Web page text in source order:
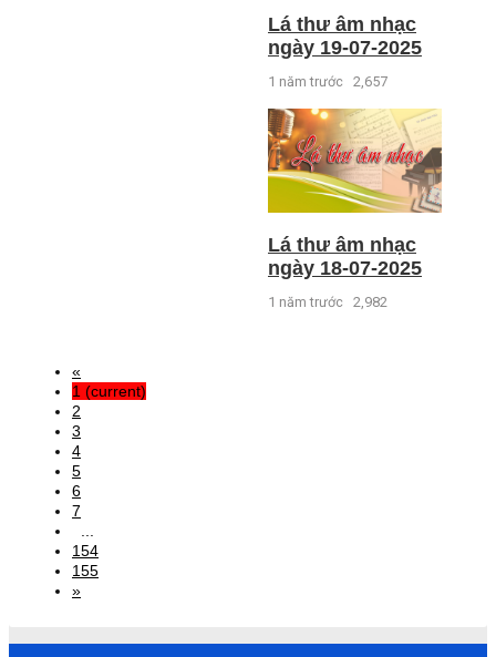
Lá thư âm nhạc
ngày 19-07-2025
1 năm trước 2,657
Lá thư âm nhạc
ngày 18-07-2025
1 năm trước 2,982
«
1 (current)
2
3
4
5
6
7
154
155
»